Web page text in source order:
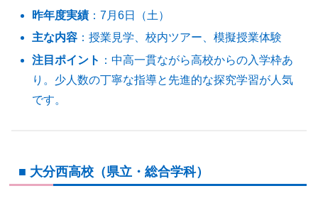
昨年度実績 ：7月6日（土）
主な内容 ：授業見学、校内ツアー、模擬授業体験
注目ポイント ：中高一貫ながら高校からの入学枠あ
り。少人数の丁寧な指導と先進的な探究学習が人気
です。
■ 大分西高校（県立・総合学科）